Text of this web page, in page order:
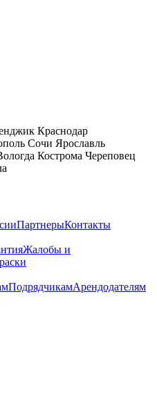
Краснодар
Сочи Ярославль
Кострома Череповец
ПартнерыКонтакты
Жалобы и
ПодрядчикамАрендодателям